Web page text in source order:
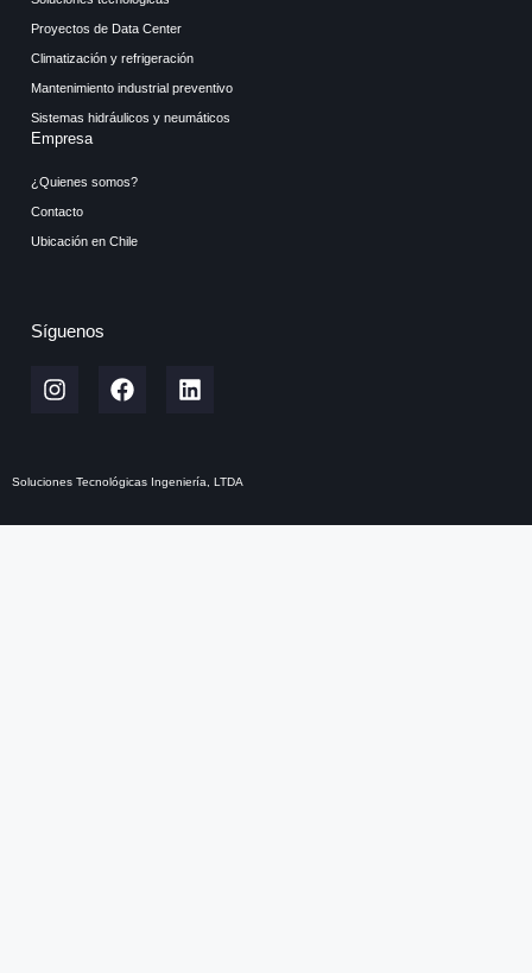
Proyectos de Data Center
Climatización y refrigeración
Mantenimiento industrial preventivo
Sistemas hidráulicos y neumáticos
Empresa
¿Quienes somos?
Contacto
Ubicación en Chile
Síguenos
Soluciones Tecnológicas Ingeniería, LTDA